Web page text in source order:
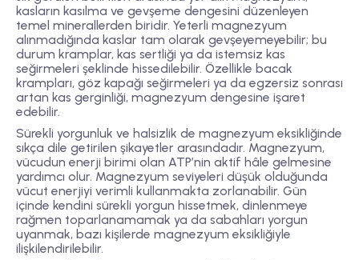
kasların kasılma ve gevşeme dengesini düzenleyen
temel minerallerden biridir. Yeterli magnezyum
alınmadığında kaslar tam olarak gevşeyemeyebilir; bu
durum kramplar, kas sertliği ya da istemsiz kas
seğirmeleri şeklinde hissedilebilir. Özellikle bacak
krampları, göz kapağı seğirmeleri ya da egzersiz sonrası
artan kas gerginliği, magnezyum dengesine işaret
edebilir.
Sürekli yorgunluk ve halsizlik de magnezyum eksikliğinde
sıkça dile getirilen şikayetler arasındadır. Magnezyum,
vücudun enerji birimi olan ATP’nin aktif hâle gelmesine
yardımcı olur. Magnezyum seviyeleri düşük olduğunda
vücut enerjiyi verimli kullanmakta zorlanabilir. Gün
içinde kendini sürekli yorgun hissetmek, dinlenmeye
rağmen toparlanamamak ya da sabahları yorgun
uyanmak, bazı kişilerde magnezyum eksikliğiyle
ilişkilendirilebilir.